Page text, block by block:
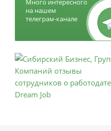
Много интересного
на нашем
телеграм-канале